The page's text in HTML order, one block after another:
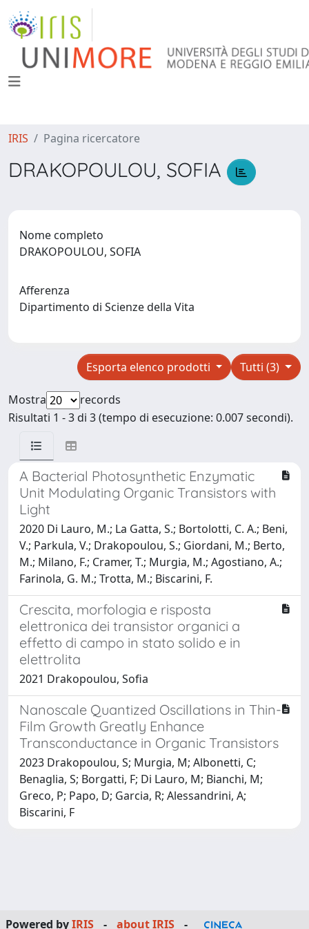
IRIS Pagina ricercatore
DRAKOPOULOU, SOFIA
Nome completo
DRAKOPOULOU, SOFIA
Afferenza
Dipartimento di Scienze della Vita
Tutti (3)
Esporta elenco prodotti
Mostra
records
Risultati 1 - 3 di 3 (tempo di esecuzione: 0.007 secondi).
A Bacterial Photosynthetic Enzymatic
Unit Modulating Organic Transistors with
Light
2020 Di Lauro, M.; La Gatta, S.; Bortolotti, C. A.; Beni,
V.; Parkula, V.; Drakopoulou, S.; Giordani, M.; Berto,
M.; Milano, F.; Cramer, T.; Murgia, M.; Agostiano, A.;
Farinola, G. M.; Trotta, M.; Biscarini, F.
Crescita, morfologia e risposta
elettronica dei transistor organici a
effetto di campo in stato solido e in
elettrolita
2021 Drakopoulou, Sofia
Nanoscale Quantized Oscillations in Thin-
Film Growth Greatly Enhance
Transconductance in Organic Transistors
2023 Drakopoulou, S; Murgia, M; Albonetti, C;
Benaglia, S; Borgatti, F; Di Lauro, M; Bianchi, M;
Greco, P; Papo, D; Garcia, R; Alessandrini, A;
Biscarini, F
Powered byIRIS - about IRIS -